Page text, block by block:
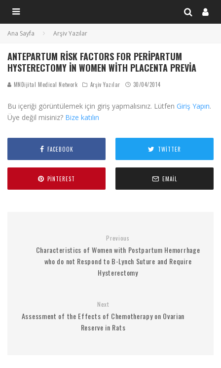
Ana Sayfa Arşiv Yazılar
ANTEPARTUM RISK FACTORS FOR PERIPARTUM
HYSTERECTOMY IN WOMEN WITH PLACENTA PREVIA
MNDijital Medical Network Arşiv Yazılar 30/04/2014
Bu içeriği görüntülemek için giriş yapmalısınız. Lütfen Giriş Yapın.
Üye değil misiniz? Bize katılın
FACEBOOK TWITTER
PINTEREST EMAIL
Previous
Characteristics of Women with Postpartum Hemorrhage
who do not Respond to B-Lynch Suture and Require
Hysterectomy
Next
Assessment of the Effects of Chemotherapy on Ovarian
Reserve in Rats